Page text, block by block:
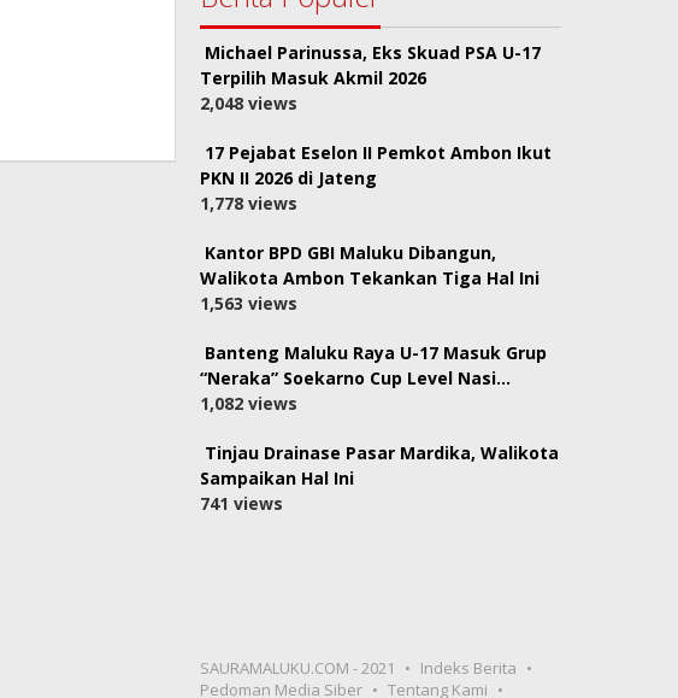
Michael Parinussa, Eks Skuad PSA U-17
Terpilih Masuk Akmil 2026
2,048 views
17 Pejabat Eselon II Pemkot Ambon Ikut
PKN II 2026 di Jateng
1,778 views
Kantor BPD GBI Maluku Dibangun,
Walikota Ambon Tekankan Tiga Hal Ini
1,563 views
Banteng Maluku Raya U-17 Masuk Grup
“Neraka” Soekarno Cup Level Nasi…
1,082 views
Tinjau Drainase Pasar Mardika, Walikota
Sampaikan Hal Ini
741 views
SAURAMALUKU.COM - 2021
Indeks Berita
Pedoman Media Siber
Tentang Kami